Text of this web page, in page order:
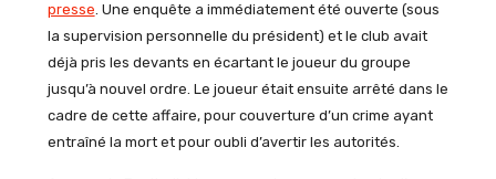
presse. Une enquête a immédiatement été ouverte (sous
la supervision personnelle du président) et le club avait
déjà pris les devants en écartant le joueur du groupe
jusqu’à nouvel ordre. Le joueur était ensuite arrêté dans le
cadre de cette affaire, pour couverture d’un crime ayant
entraîné la mort et pour oubli d’avertir les autorités.